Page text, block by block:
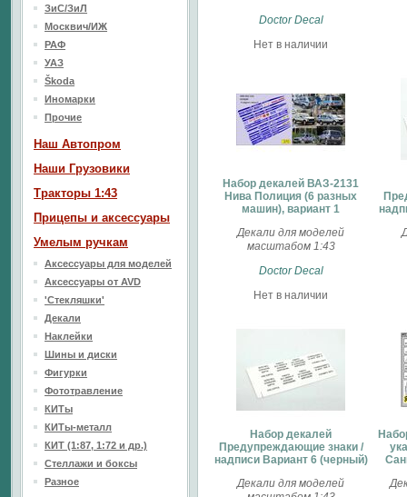
Doctor Decal
Нет в наличии
Набор декалей ВАЗ-2131
Нива Полиция (6 разных
машин), вариант 1
Декали для моделей
масштабом 1:43
Doctor Decal
Нет в наличии
Набор декалей
Предупреждающие знаки /
надписи Вариант 6 (черный)
Декали для моделей
ЗиС/ЗиЛ
Москвич/ИЖ
РАФ
УАЗ
Škoda
Иномарки
Прочие
Наш Aвтопром
Наши Грузовики
Тракторы 1:43
Прицепы и аксессуары
Умелым ручкам
Аксессуары для моделей
Аксессуары от AVD
'Стекляшки'
Декали
Наклейки
Шины и диски
Фигурки
Фототравление
КИТы
КИТы-металл
КИТ (1:87, 1:72 и др.)
Стеллажи и боксы
Разное